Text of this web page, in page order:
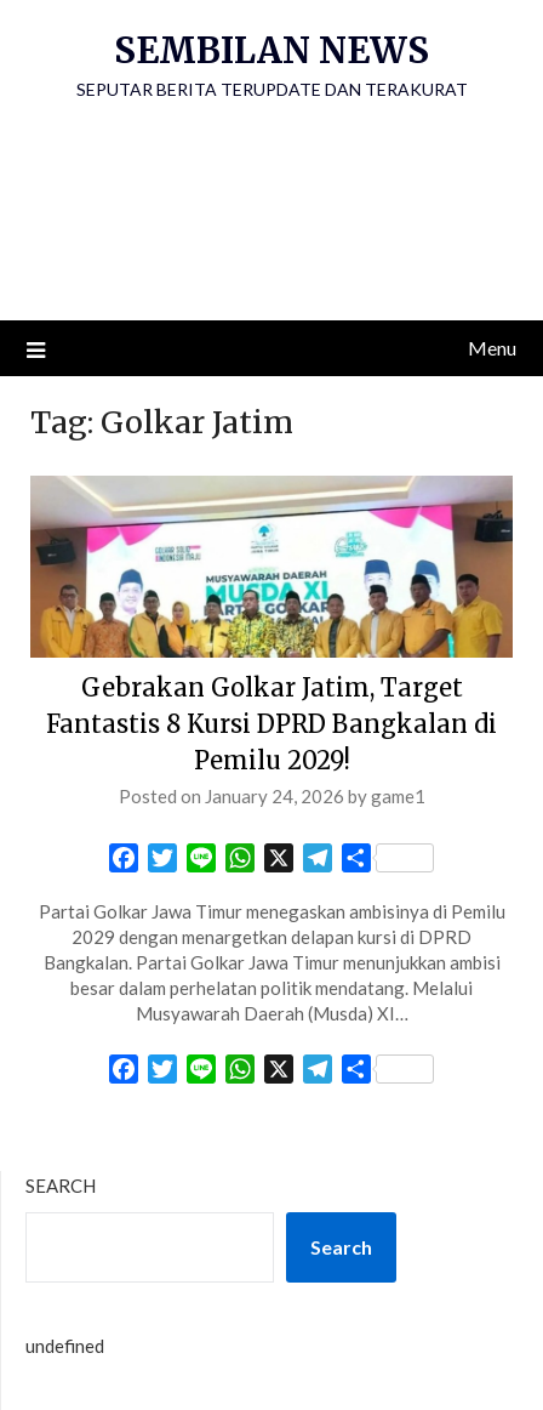
SEMBILAN NEWS
SEPUTAR BERITA TERUPDATE DAN TERAKURAT
Menu
Tag: Golkar Jatim
Gebrakan Golkar Jatim, Target
Fantastis 8 Kursi DPRD Bangkalan di
Pemilu 2029!
Posted on January 24, 2026 bygame1
FacebookTwitterLine WhatsApp Telegram
Share
Partai Golkar Jawa Timur menegaskan ambisinya di Pemilu
2029 dengan menargetkan delapan kursi di DPRD
Bangkalan. Partai Golkar Jawa Timur menunjukkan ambisi
besar dalam perhelatan politik mendatang. Melalui
Musyawarah Daerah (Musda) XI…
FacebookTwitterLine WhatsApp Telegram
Share
SEARCH
Search
undefined